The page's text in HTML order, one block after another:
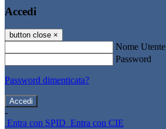
Accedi
button close ×
Nome Utente
Password
Password dimenticata?
-
Entra con SPID Entra con CIE